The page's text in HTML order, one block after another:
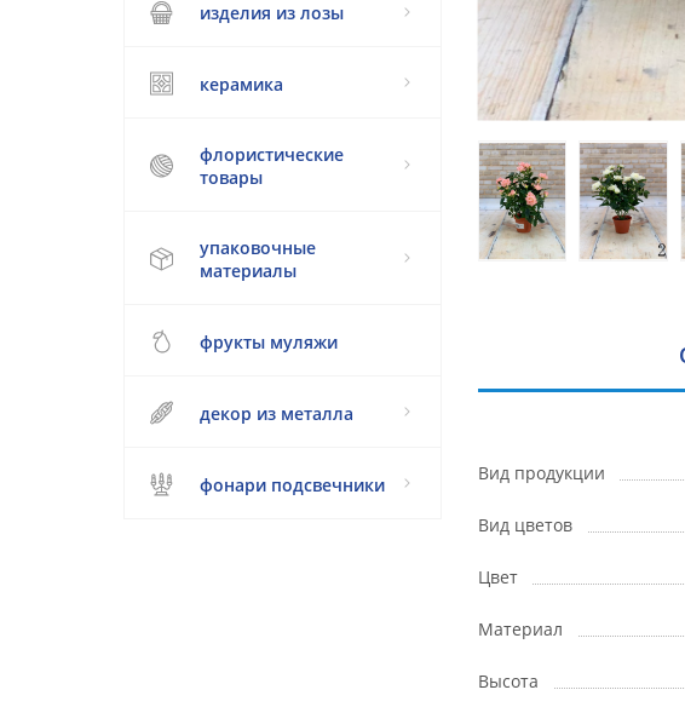
изделия из лозы
керамика
флористические
товары
упаковочные
материалы
фрукты муляжи
декор из металла
фонари подсвечники Вид продукции
Вид цветов
Цвет
Материал
Высота